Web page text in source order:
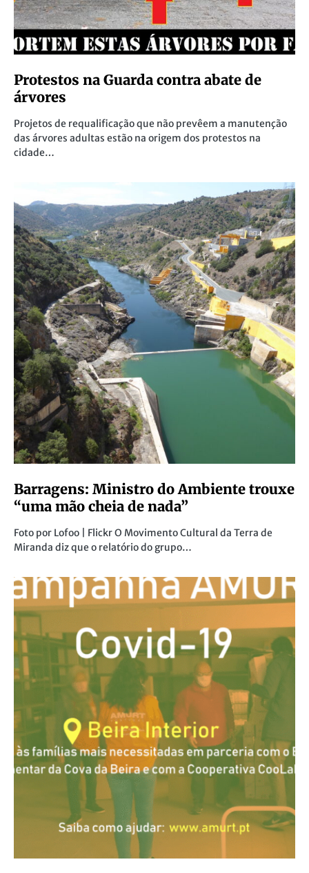
Protestos na Guarda contra abate de
árvores
Projetos de requalificação que não prevêem a manutenção
das árvores adultas estão na origem dos protestos na
cidade…
Barragens: Ministro do Ambiente trouxe
“uma mão cheia de nada”
Foto por Lofoo | Flickr O Movimento Cultural da Terra de
Miranda diz que o relatório do grupo…